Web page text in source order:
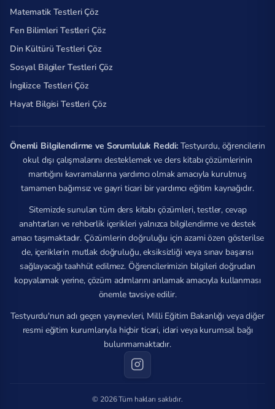
Matematik Testleri Çöz
Fen Bilimleri Testleri Çöz
Din Kültürü Testleri Çöz
Sosyal Bilgiler Testleri Çöz
İngilizce Testleri Çöz
Hayat Bilgisi Testleri Çöz
Önemli Bilgilendirme ve Sorumluluk Reddi: Testyurdu, öğrencilerin
okul dışı çalışmalarını desteklemek ve ders kitabı çözümlerinin
mantığını kavramalarına yardımcı olmak amacıyla kurulmuş
tamamen bağımsız ve gayri ticari bir yardımcı eğitim kaynağıdır.
Sitemizde sunulan tüm ders kitabı çözümleri, testler, cevap
anahtarları ve rehberlik içerikleri yalnızca bilgilendirme ve destek
amacı taşımaktadır. Çözümlerin doğruluğu için azami özen gösterilse
de, içeriklerin mutlak doğruluğu, eksiksizliği veya sınav başarısı
sağlayacağı taahhüt edilmez. Öğrencilerimizin bilgileri doğrudan
kopyalamak yerine, çözüm adımlarını anlamak amacıyla kullanması
önemle tavsiye edilir.
Testyurdu'nun adı geçen yayınevleri, Milli Eğitim Bakanlığı veya diğer
resmi eğitim kurumlarıyla hiçbir ticari, idari veya kurumsal bağı
bulunmamaktadır.
© 2026 Tüm hakları saklıdır.